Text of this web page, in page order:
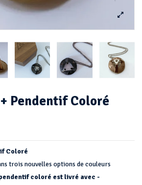
Pendentif Coloré
Coloré
trois nouvelles options de couleurs
coloré est livré avec -